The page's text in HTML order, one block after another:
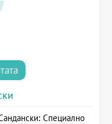
Специално